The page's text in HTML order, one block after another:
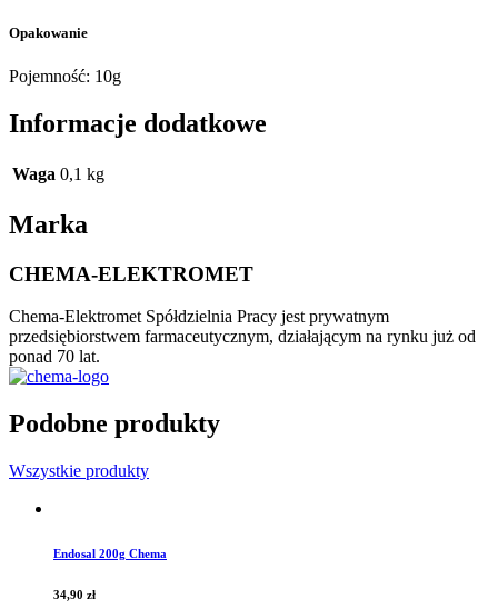
Opakowanie
Pojemność: 10g
Informacje dodatkowe
Waga 0,1 kg
Marka
CHEMA-ELEKTROMET
Chema-Elektromet Spółdzielnia Pracy jest prywatnym
przedsiębiorstwem farmaceutycznym, działającym na rynku już od
ponad 70 lat.
Podobne produkty
Wszystkie produkty
Endosal 200g Chema
34,90 zł